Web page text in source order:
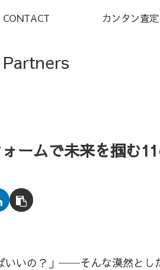
CONTACT カンタン査定
ームで未来を掴む
いいの？」──そんな漠然とし